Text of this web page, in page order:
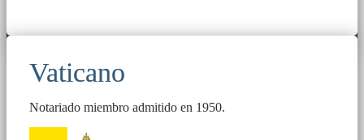
Vaticano
Notariado miembro admitido en 1950.